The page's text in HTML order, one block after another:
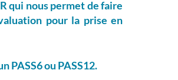
qui nous permet de faire
pour la prise en
PASS6 ou PASS12.